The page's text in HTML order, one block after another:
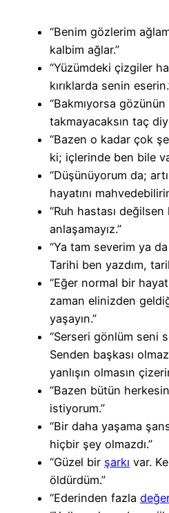
“Benim gözlerim
kalbim ağlar.”
“Yüzümdeki çizgiler
kırıklarda senin
“Bakmıyorsa gözünün
takmayacaksın taç
“Bazen o kadar çok
ki; içlerinde ben bile
“Düşünüyorum da;
hayatını
“Ruh hastası
anlaşamayız.”
“Ya tam severim ya
Tarihi ben yazdım,
“Eğer normal bir
zaman elinizden
yaşayın.”
“Serseri gönlüm seni
Senden başkası
yanlışın olmasın
“Bazen bütün
istiyorum.”
“Bir daha yaşama
hiçbir şey olmazdı.”
“Güzel bir şarkı var.
öldürdüm.”
“Ederinden fazla değer